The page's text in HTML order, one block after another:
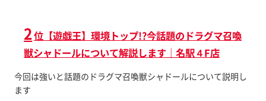
2位【遊戯王】環境トップ!?今話題のドラグマ召喚
獣シャドールについて解説します｜名駅４F店
今回は強いと話題のドラグマ召喚獣シャドールについて説明し
ます